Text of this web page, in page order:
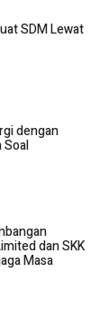
SDM Lewat
dengan
Soal
dan SKK
Masa